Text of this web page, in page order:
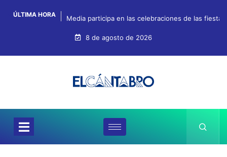
ÚLTIMA HORA Media participa en las celebraciones de las fiestas
8 de agosto de 2026